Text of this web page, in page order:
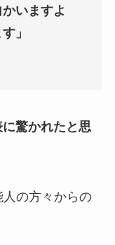
いますよ
」
驚かれたと思
の方々からの